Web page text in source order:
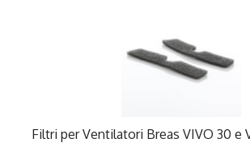
Filtri per Ventilatori Breas VIVO 30 e